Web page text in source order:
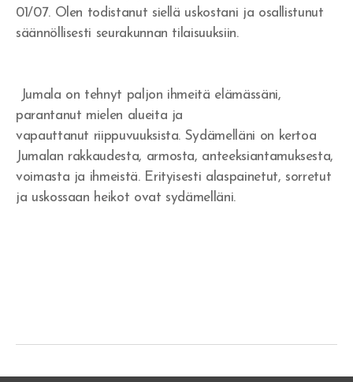
01/07. Olen todistanut siellä uskostani ja osallistunut
säännöllisesti seurakunnan tilaisuuksiin.
Jumala on tehnyt paljon ihmeitä elämässäni,
parantanut mielen alueita ja
vapauttanut riippuvuuksista. Sydämelläni on kertoa
Jumalan rakkaudesta, armosta, anteeksiantamuksesta,
voimasta ja ihmeistä. Erityisesti alaspainetut, sorretut
ja uskossaan heikot ovat sydämelläni.